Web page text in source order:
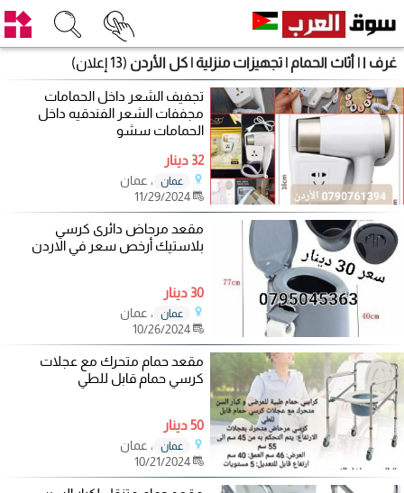
غرف ا | أثاث الحمام | تجهيزات منزلية | كل الأردن (13 إعلان)
تجفيف الشعر داخل الحمامات
مجففات الشعر الفندقيه داخل
الحمامات سشو
32 دينار
عمان
، عمان
11/29/2024
مقعد مرحاض دائرى كرسي
بلاستيك أرخص سعر في الاردن
30 دينار
عمان
، عمان
10/26/2024
مقعد حمام متحرك مع عجلات
كرسي حمام قابل للطي
50 دينار
عمان
، عمان
10/21/2024